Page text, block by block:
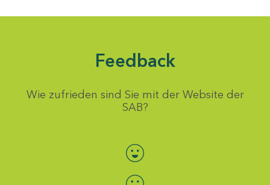
Feedback
Wie zufrieden sind Sie mit der Website der
SAB?
Bewertung auswählen